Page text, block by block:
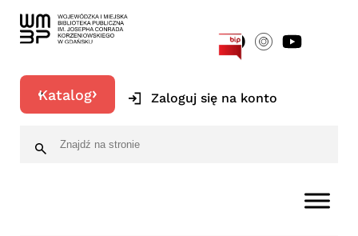
Katalog Zaloguj się na konto